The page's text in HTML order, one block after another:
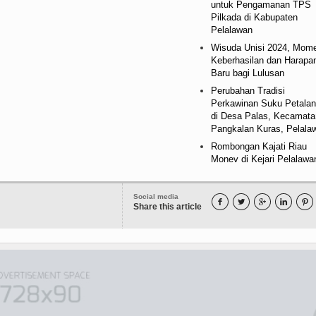
untuk Pengamanan TPS
Pilkada di Kabupaten
Pelalawan
Wisuda Unisi 2024,
Keberhasilan dan
Baru bagi Lulusan
Perubahan Tradisi
Perkawinan Suku
di Desa Palas,
Pangkalan Kuras,
Rombongan Kajati Riau
Monev di Kejari
Social media
Share this article     